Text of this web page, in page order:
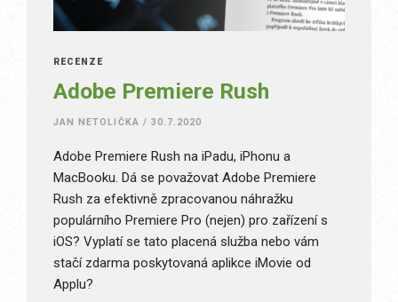
RECENZE
Adobe Premiere Rush
JAN NETOLIČKA / 30.7.2020
Adobe Premiere Rush na iPadu, iPhonu a
MacBooku. Dá se považovat Adobe Premiere
Rush za efektivně zpracovanou náhražku
populárního Premiere Pro (nejen) pro zařízení s
iOS? Vyplatí se tato placená služba nebo vám
stačí zdarma poskytovaná aplikce iMovie od
Applu?